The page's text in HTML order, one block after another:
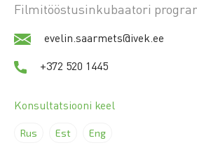
Filmitööstusinkubaatori
evelin.saarmets@ivek.ee
+372 520 1445
Konsultatsiooni keel
Rus Est Eng